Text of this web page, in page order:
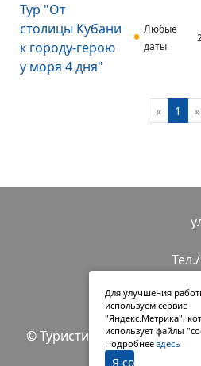
Тур "От
столицы Кубани
к городу-герою
у моря 4 дня"
Любые
даты
« 1 »
E-
© Туристическая компания
Для улучшения
используем сервис
"Яндекс.Метрика",
использует файлы
Подробнее здесь
Я согласен(на)